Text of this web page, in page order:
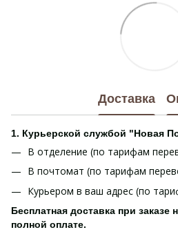
Доставка
1. Курьерской службой "Новая
В отделение (по тарифам
В почтомат (по тарифам
Курьером в ваш адрес (по
Бесплатная доставка при заказе
полной оплате.